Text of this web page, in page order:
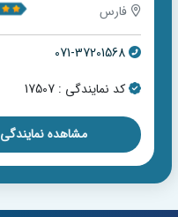
فارس
071-37201568
کد نمایندگی : 17507
مشاهده نمایندگی